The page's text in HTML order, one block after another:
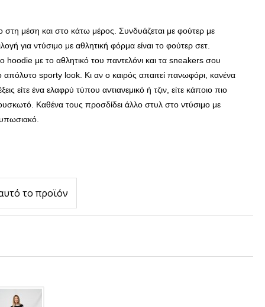
στη μέση και στο κάτω μέρος. Συνδυάζεται με φούτερ με
για ντύσιμο με αθλητική φόρμα είναι το φούτερ σετ.
hoodie με το αθλητικό του παντελόνι και τα sneakers σου
απόλυτο sporty look. Κι αν ο καιρός απαιτεί πανωφόρι, κανένα
είτε ένα ελαφρύ τύπου αντιανεμικό ή τζιν, είτε κάποιο πιο
Καθένα τους προσδίδει άλλο στυλ στο ντύσιμο με
το προϊόν